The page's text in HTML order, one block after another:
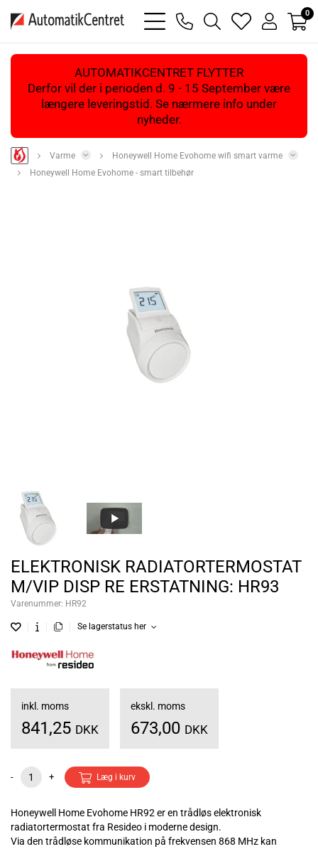
bars
light
phone
magnifying
glass
heart
light
user
light
0
AUTOMATIKCENTRET FLYTTER
Derfor vil der i perioden d. 9 - 15 September være
længere leveringstid. Se nærmere info under
nyheder.
Varme
Honeywell Home Evohome wifi smart varme
Honeywell Home Evohome - smart tilbehør
ELEKTRONISK RADIATORTERMOSTAT
M/VIP DISP RE ERSTATNING: HR93
Varenummer: HR92
Se lagerstatus her
inkl. moms
841,25 DKK
ekskl. moms
673,00 DKK
- + Læg i kurv
Honeywell Home Evohome HR92 er en trådløs elektronisk
radiatortermostat fra Resideo i moderne design.
Via den trådløse kommunikation på frekvensen 868 MHz kan